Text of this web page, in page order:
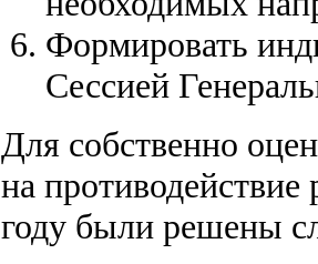
Формировать
Сессией
Для собственно
на
году были решены